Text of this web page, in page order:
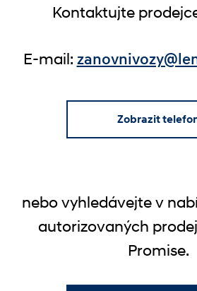
Kontaktujte
E-mail:
Zobrazit
nebo vyhledávejte v
autorizovaných
Promise.